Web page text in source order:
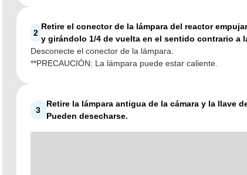
2
Retire el conector de la lámpara del reactor
y girándolo 1/4 de vuelta en el sentido contrario a
Desconecte el conector de la lámpara.
**PRECAUCIÓN: La lámpara puede estar caliente.
3
Retire la lámpara antigua de la cámara y la llave
Pueden desecharse.